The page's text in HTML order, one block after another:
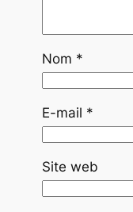
Nom *
E-mail *
Site web